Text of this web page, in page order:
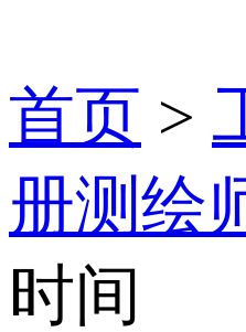
首页 >
册测绘
时间